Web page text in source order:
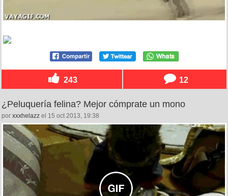
243 12
¿Peluquería felina? Mejor cómprate un mono
por xxxhelazz el 15 oct 2013, 19:38